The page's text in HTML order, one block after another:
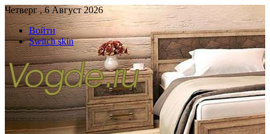
Четверг , 6 Август 2026
Войти
Switch skin